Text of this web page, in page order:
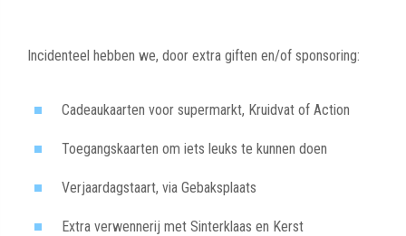
Incidenteel hebben we, door extra giften en/of sponsoring:
Cadeaukaarten voor supermarkt, Kruidvat of Action
Toegangskaarten om iets leuks te kunnen doen
Verjaardagstaart, via Gebaksplaats
Extra verwennerij met Sinterklaas en Kerst